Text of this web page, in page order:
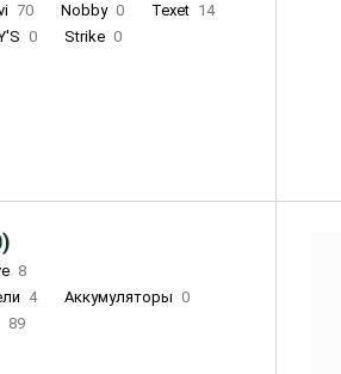
70 Nobby 0 Texet 14
0 Strike 0
8
4 Аккумуляторы 0
89